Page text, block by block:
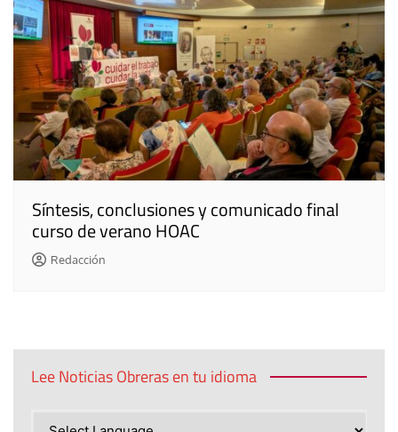
Síntesis, conclusiones y comunicado final
curso de verano HOAC
Redacción
Lee Noticias Obreras en tu idioma